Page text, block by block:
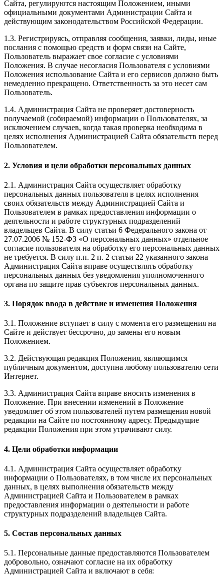
Сайта, регулируются настоящим Положением, иными
официальными документами Администрации Сайта и
действующим законодательством Российской Федерации.
1.3. Регистрируясь, отправляя сообщения, заявки, лиды, иные
послания с помощью средств и форм связи на Сайте,
Пользователь выражает свое согласие с условиями
Положения. В случае несогласия Пользователя с условиями
Положения использование Сайта и его сервисов должно быть
немедленно прекращено. Ответственность за это несет сам
Пользователь.
1.4. Администрация Сайта не проверяет достоверность
получаемой (собираемой) информации о Пользователях, за
исключением случаев, когда такая проверка необходима в
целях исполнения Администрацией Сайта обязательств перед
Пользователем.
2. Условия и цели обработки персональных данных
2.1. Администрация Сайта осуществляет обработку
персональных данных пользователя в целях исполнения
своих обязательств между Администрацией Сайта и
Пользователем в рамках предоставления информации о
деятельности и работе структурных подразделений
владельцев Сайта. В силу статьи 6 Федерального закона от
27.07.2006 № 152-ФЗ «О персональных данных» отдельное
согласие пользователя на обработку его персональных данных
не требуется. В силу п.п. 2 п. 2 статьи 22 указанного закона
Администрация Сайта вправе осуществлять обработку
персональных данных без уведомления уполномоченного
органа по защите прав субъектов персональных данных.
3. Порядок ввода в действие и изменения Положения
3.1. Положение вступает в силу с момента его размещения на
Сайте и действует бессрочно, до замены его новым
Положением.
3.2. Действующая редакция Положения, являющимся
публичным документом, доступна любому пользователю сети
Интернет.
3.3. Администрация Сайта вправе вносить изменения в
Положение. При внесении изменений в Положение
уведомляет об этом пользователей путем размещения новой
редакции на Сайте по постоянному адресу. Предыдущие
редакции Положения при этом утрачивают силу.
4. Цели обработки информации
4.1. Администрация Сайта осуществляет обработку
информации о Пользователях, в том числе их персональных
данных, в целях выполнения обязательств между
Администрацией Сайта и Пользователем в рамках
предоставления информации о деятельности и работе
структурных подразделений владельцев Сайта.
5. Состав персональных данных
5.1. Персональные данные предоставляются Пользователем
добровольно, означают согласие на их обработку
Администрацией Сайта и включают в себя: